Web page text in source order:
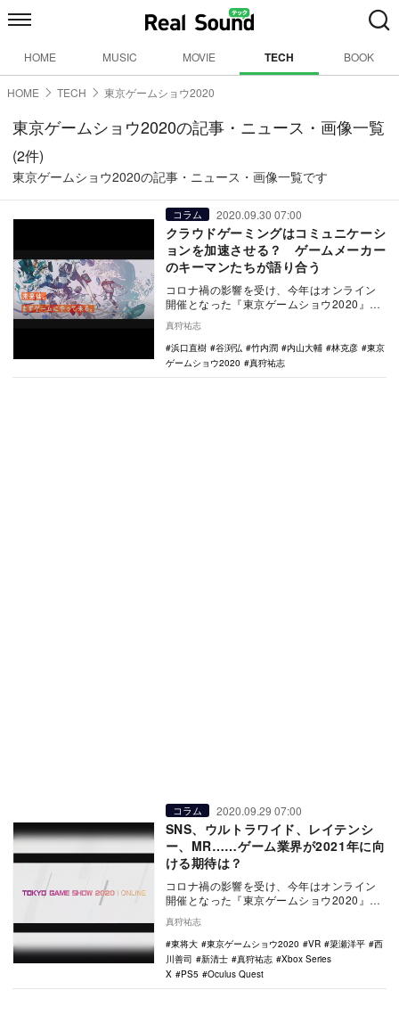
HOME MUSIC MOVIE TECH BOOK
HOME TECH 東京ゲームショウ2020
東京ゲームショウ2020の記事・ニュース・画像一覧
(2件)
東京ゲームショウ2020の記事・ニュース・画像一覧です
コラム 2020.09.30 07:00
クラウドゲーミングはコミュニケーシ
ョンを加速させる？ ゲームメーカー
のキーマンたちが語り合う
コロナ禍の影響を受け、今年はオンライン
開催となった『東京ゲームショウ2020』。
やって来る…
真狩祐志
浜口直樹
谷渕弘 竹内潤 内山大輔 林克彦
東京
ゲームショウ2020
真狩祐志
コラム 2020.09.29 07:00
SNS、ウルトラワイド、レイテンシ
ー、MR……ゲーム業界が2021年に向
ける期待は？
コロナ禍の影響を受け、今年はオンライン
開催となった『東京ゲームショウ2020』。
ゲーム…
真狩祐志
東将大
東京ゲームショウ2020 VR 簗瀬洋平
西
川善司
新清士 真狩祐志
Xbox Series
X
PS5 Oculus Quest